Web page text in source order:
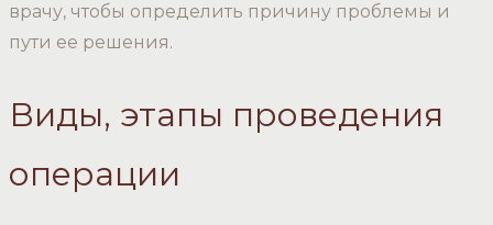
врачу, чтобы определить причину проблемы и
пути ее решения.
Виды, этапы проведения
операции